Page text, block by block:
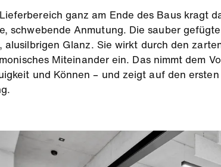
ganz am Ende des Baus kragt
schwebende Anmutung. Die sauber
Glanz. Sie wirkt durch den
Miteinander ein. Das nimmt dem
und Können – und zeigt auf den